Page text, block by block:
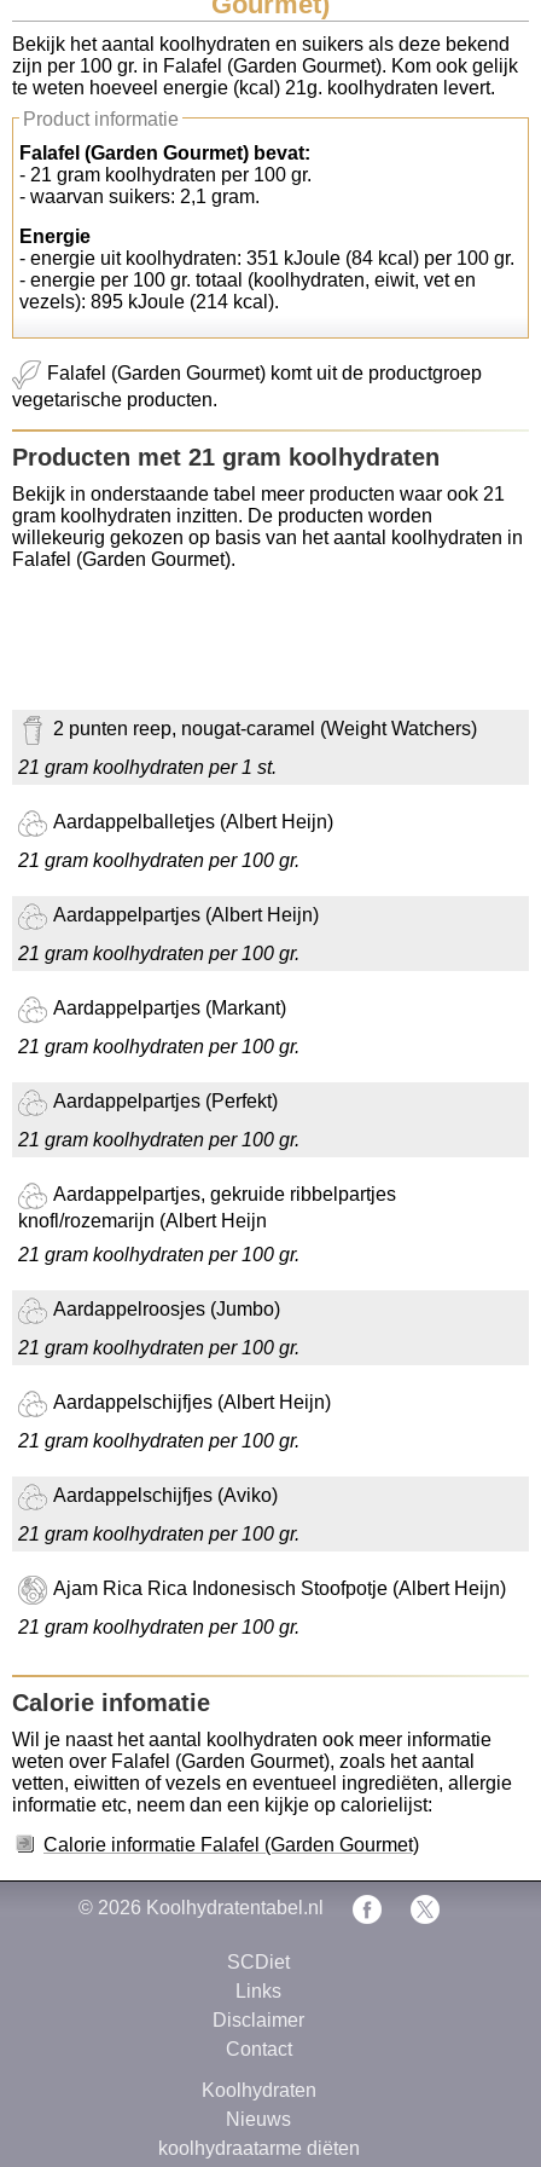
Koolhydraten tellen
Links
Bekijk het aantal koolhydraten en suikers als deze bekend
zijn per 100 gr. in Falafel (Garden Gourmet). Kom ook gelijk
te weten hoeveel energie (kcal) 21g. koolhydraten levert.
Product informatie
Falafel (Garden Gourmet) bevat:
- 21 gram koolhydraten per 100 gr.
- waarvan suikers: 2,1 gram.
Energie
- energie uit koolhydraten: 351 kJoule (84 kcal) per 100 gr.
- energie per 100 gr. totaal (koolhydraten, eiwit, vet en
vezels): 895 kJoule (214 kcal).
Falafel (Garden Gourmet) komt uit de productgroep
vegetarische producten.
Producten met 21 gram koolhydraten
Bekijk in onderstaande tabel meer producten waar ook 21
gram koolhydraten inzitten. De producten worden
willekeurig gekozen op basis van het aantal koolhydraten in
Falafel (Garden Gourmet).
2 punten reep, nougat-caramel (Weight Watchers)
21 gram koolhydraten per 1 st.
Aardappelballetjes (Albert Heijn)
21 gram koolhydraten per 100 gr.
Aardappelpartjes (Albert Heijn)
21 gram koolhydraten per 100 gr.
Aardappelpartjes (Markant)
21 gram koolhydraten per 100 gr.
Aardappelpartjes (Perfekt)
21 gram koolhydraten per 100 gr.
Aardappelpartjes, gekruide ribbelpartjes
knofl/rozemarijn (Albert Heijn
21 gram koolhydraten per 100 gr.
Aardappelroosjes (Jumbo)
21 gram koolhydraten per 100 gr.
Aardappelschijfjes (Albert Heijn)
21 gram koolhydraten per 100 gr.
Aardappelschijfjes (Aviko)
21 gram koolhydraten per 100 gr.
Ajam Rica Rica Indonesisch Stoofpotje (Albert Heijn)
21 gram koolhydraten per 100 gr.
Calorie infomatie
Wil je naast het aantal koolhydraten ook meer informatie
weten over Falafel (Garden Gourmet), zoals het aantal
vetten, eiwitten of vezels en eventueel ingrediëten, allergie
informatie etc, neem dan een kijkje op calorielijst:
Calorie informatie Falafel (Garden Gourmet)
© 2026 Koolhydratentabel.nl
SCDiet
Links
Disclaimer
Contact
Koolhydraten
Nieuws
koolhydraatarme diëten